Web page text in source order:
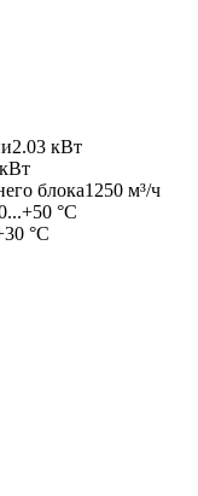
2.03 кВт
кВт
блока1250 м³/ч
°C
°C